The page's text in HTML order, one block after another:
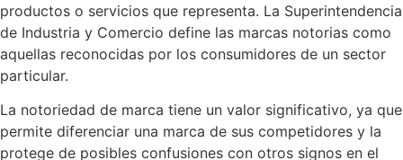
productos o servicios que representa. La Superintendencia
de Industria y Comercio define las marcas notorias como
aquellas reconocidas por los consumidores de un sector
particular.
La notoriedad de marca tiene un valor significativo, ya que
permite diferenciar una marca de sus competidores y la
protege de posibles confusiones con otros signos en el